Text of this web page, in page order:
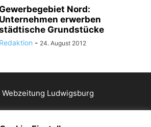
Nord:
Unternehmen erwerben
Grundstücke
Redaktion - 24. August 2012
ÜBER UNS